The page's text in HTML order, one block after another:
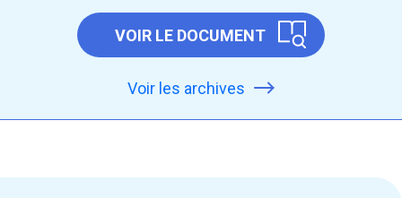
VOIR LE DOCUMENT
Voir les archives